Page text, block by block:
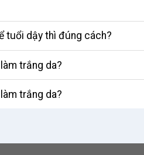
tuổi dậy thì đúng cách?
trắng da?
trắng da?